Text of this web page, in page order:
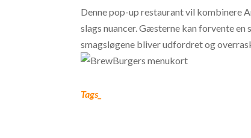
Denne pop-up restaurant vil kombinere
slags nuancer. Gæsterne kan forvente
smagsløgene bliver udfordret og
Tags_